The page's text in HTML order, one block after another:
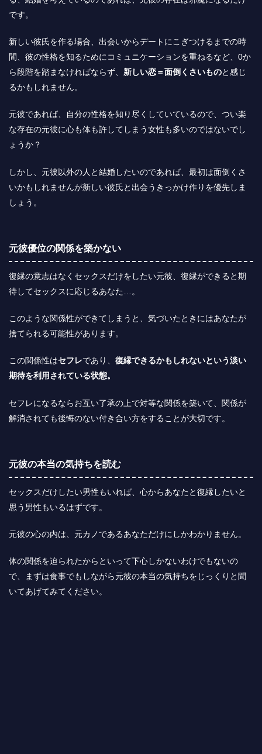
です。
新しい彼氏を作る場合、出会いからデートにこぎつけるまでの時
間、彼の性格を知るためにコミュニケーションを重ねるなど、0か
ら段階を踏まなければならず、 新しい恋＝面倒くさいものと感じ
るかもしれません。
元彼であれば、
自分の性格を知り尽くしていているので、つい楽
な存在の元彼に心も体も許してしまう 女性も多いのではないでし
ょうか？
しかし、元彼以外の人と結婚したいのであれば、最初は面倒くさ
いかもしれませんが新しい彼氏と出会うきっかけ作りを優先しま
しょう。
元彼優位の関係を築かない
復縁の意志はなくセックスだけをしたい元彼、復縁ができると期
待してセックスに応じるあなた…。
このような関係性ができてしまうと、気づいたときにはあなたが
捨てられる可能性があります。
この関係性はセフレであり、 復縁できるかもしれないという淡い
期待を利用されている状態。
セフレになるならお互い了承の上で対等な関係を築いて、関係が
解消されても後悔のない付き合い方をすることが大切です。
元彼の本当の気持ちを読む
セックスだけしたい男性もいれば、心からあなたと復縁したいと
思う男性もいるはずです。
元彼の心の内は、元カノであるあなただけにしかわかりません。
体の関係を迫られたからといって下心しかないわけでもないの
で、まずは食事でもしながら元彼の本当の気持ちをじっくりと聞
いてあげてみてください。